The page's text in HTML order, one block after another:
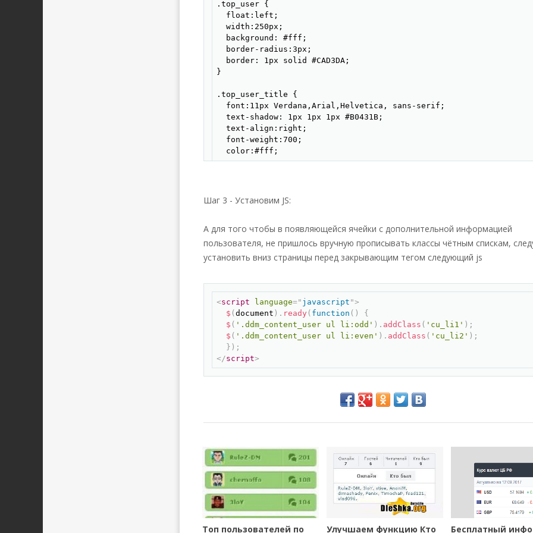
.top_user {
  float:left;
  width:250px;
  background: #fff;
  border-radius:3px;
  border: 1px solid #CAD3DA;
}
.top_user_title {
  font:11px Verdana,Arial,Helvetica, sans-serif;
  text-shadow: 1px 1px 1px #B0431B;
  text-align:right;
  font-weight:700;
  color:#fff;
  height:20px;
  background:#e77e57;
  padding: 7px 10px 3px 10px;
.ddm_top_user {
  float:left;
  display:block;
  position:relative;
.drop_top_user {
  float:left;
  width:230px;
  border-bottom: 1px solid #CAD3DA;
.drop_top_user img {
  float:left;
  width:25px;
  height:25px;
  margin-right: 10px;
}
Шаг 3 - Установим JS:
А для того чтобы в появляющейся ячейки с дополнительной информацией
пользователя, не пришлось вручную прописывать классы чётным спискам,
установить вниз страницы перед закрывающим тегом следующий js
<script language=" javascript ">
$ (document ) . ready ( function ( )
{
$ ( '.ddm_content_user ul li:odd' ) . addClass ( 'cu_li1' ) ;
$ ( '.ddm_content_user ul li:even' ) . addClass ( 'cu_li2' ) ;
} ) ;
</script>
Топ пользователей по Улучшаем функцию Кто Бесплатный